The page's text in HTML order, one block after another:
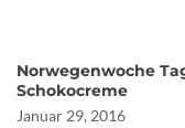
Norwegenwoche
Schokocreme
Januar 29, 2016